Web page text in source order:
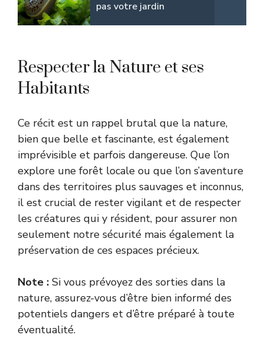
pas votre jardin
Respecter la Nature et ses
Habitants
Ce récit est un rappel brutal que la nature,
bien que belle et fascinante, est également
imprévisible et parfois dangereuse. Que l’on
explore une forêt locale ou que l’on s’aventure
dans des territoires plus sauvages et inconnus,
il est crucial de rester vigilant et de respecter
les créatures qui y résident, pour assurer non
seulement notre sécurité mais également la
préservation de ces espaces précieux.
Note : Si vous prévoyez des sorties dans la
nature, assurez-vous d’être bien informé des
potentiels dangers et d’être préparé à toute
éventualité.